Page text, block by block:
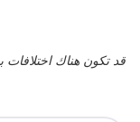
قد تكون هناك اختلافات